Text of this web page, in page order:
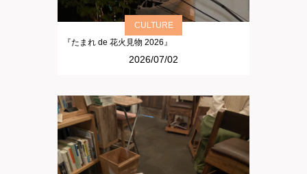
CULTURE
『たまれ de 花火見物 2026』
2026/07/02